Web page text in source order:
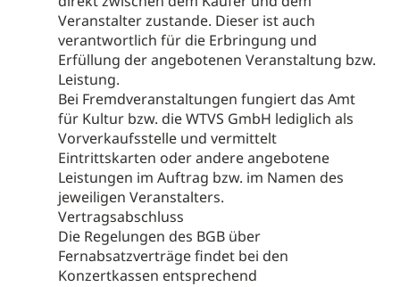
Veranstalter zustande. Dieser ist auch
verantwortlich für die Erbringung und
Erfüllung der angebotenen Veranstaltung bzw.
Leistung.
Bei Fremdveranstaltungen fungiert das Amt
für Kultur bzw. die WTVS GmbH lediglich als
Vorverkaufsstelle und vermittelt
Eintrittskarten oder andere angebotene
Leistungen im Auftrag bzw. im Namen des
jeweiligen Veranstalters.
Vertragsabschluss
Die Regelungen des BGB über
Fernabsatzverträge findet bei den
Konzertkassen entsprechend